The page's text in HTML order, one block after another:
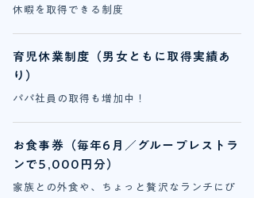
休暇を取得できる制度
育児休業制度（男女ともに取得実績あ
り）
パパ社員の取得も増加中！
お食事券（毎年6月／グループレストラ
ンで5,000円分）
家族との外食や、ちょっと贅沢なランチにぴ